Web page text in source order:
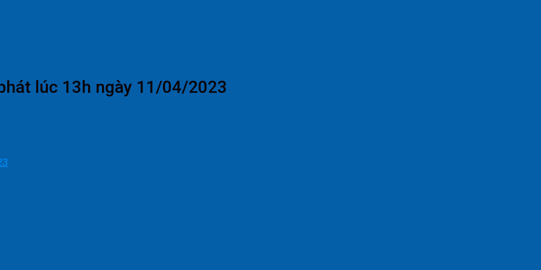
lúc 13h ngày 11/04/2023